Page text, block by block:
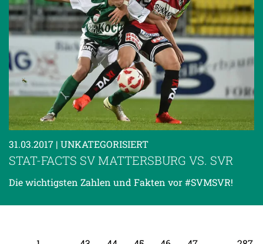
31.03.2017 | UNKATEGORISIERT
STAT-FACTS SV MATTERSBURG VS. SVR
Die wichtigsten Zahlen und Fakten vor #SVMSVR!